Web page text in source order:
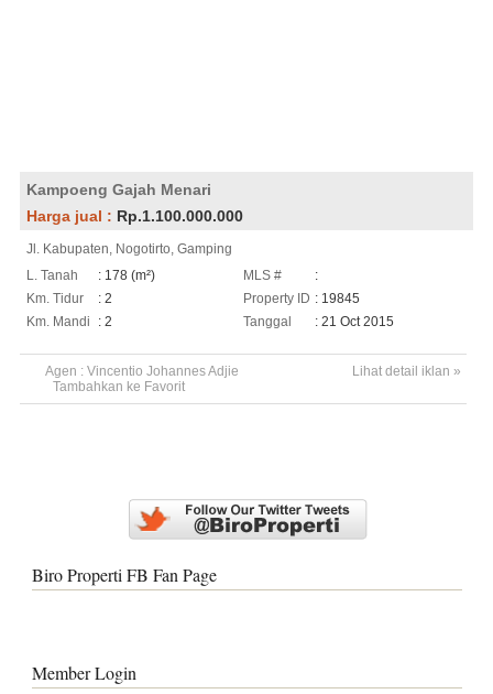
Kampoeng Gajah Menari
Harga jual : Rp.1.100.000.000
Jl. Kabupaten, Nogotirto, Gamping
L. Tanah
: 178 (m²)
Km. Tidur
: 2
Km. Mandi
: 2
MLS #
:
Property ID : 19845
Tanggal
: 21 Oct 2015
Agen : Vincentio Johannes Adjie
Lihat detail iklan »
Tambahkan ke Favorit
Biro Properti FB Fan Page
Member Login